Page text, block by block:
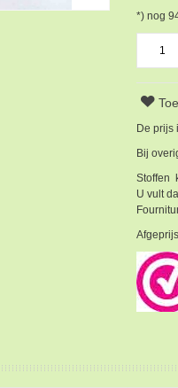
*) nog
De prijs
Bij
Stoffen
U vult